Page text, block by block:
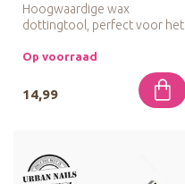
Hoogwaardige wax
dottingtool, perfect voor het
strass st...
Op voorraad
14,99